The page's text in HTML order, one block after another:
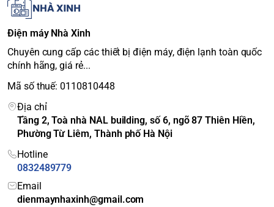
Độ phân giải:4K (3840 x 2160)
Bộ xử lý hình ảnh:
Công nghệ hình ảnh:
XR OLED Contrast Pro
XR Triluminos Pro
XR Motion Clarity
Công nghệ âm thanh:
Acoustic Surface Audio+™
Dolby Atmos
DTS Digital Surround
3D Surround Upscaling
Hệ điều hành:
Tính năng thông minh:
Điện máy Nhà Xinh
Chuyên cung cấp các thiết bị điện máy, điện lạnh toàn quốc
chính hãng, giá rẻ...
Mã số thuế: 0110810448
Địa chỉ
Tầng 2, Toà nhà NAL building, số 6, ngõ 87 Thiên Hiền,
Phường Từ Liêm, Thành phố Hà Nội
Hotline
0832489779
Email
dienmaynhaxinh@gmail.com